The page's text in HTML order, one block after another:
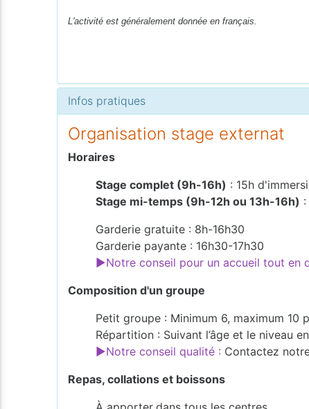
L'activité est généralement donnée en français.
Infos pratiques
Organisation stage externat
Horaires
Stage complet (9h-16h) : 15h
Stage mi-temps (9h-12h ou 13h-16h)
Garderie gratuite : 8h-16h30
Garderie payante : 16h30-17h30
►Notre conseil pour un accueil tout en
Composition d'un groupe
Petit groupe : Minimum 6, maximum 10
Répartition : Suivant l’âge et le niveau
►Notre conseil qualité : Contactez
Repas, collations et boissons